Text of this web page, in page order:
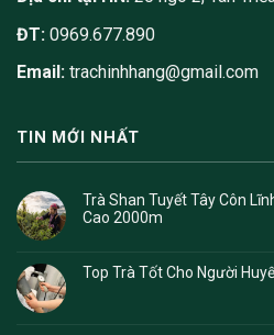
ĐT: 0969.677.890
Email: trachinhhang@gmail.com
TIN MỚI NHẤT
Trà Shan Tuyết Tây Côn
Cao 2000m
Top Trà Tốt Cho Người